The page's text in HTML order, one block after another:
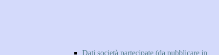
Dati società partecipate (da pubblicare in